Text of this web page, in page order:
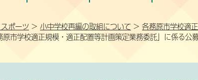
ポーツ > 小中学校再編の取組について > 各務原市学校適
市学校適正規模・適正配置等計画策定業務委託」に係る公